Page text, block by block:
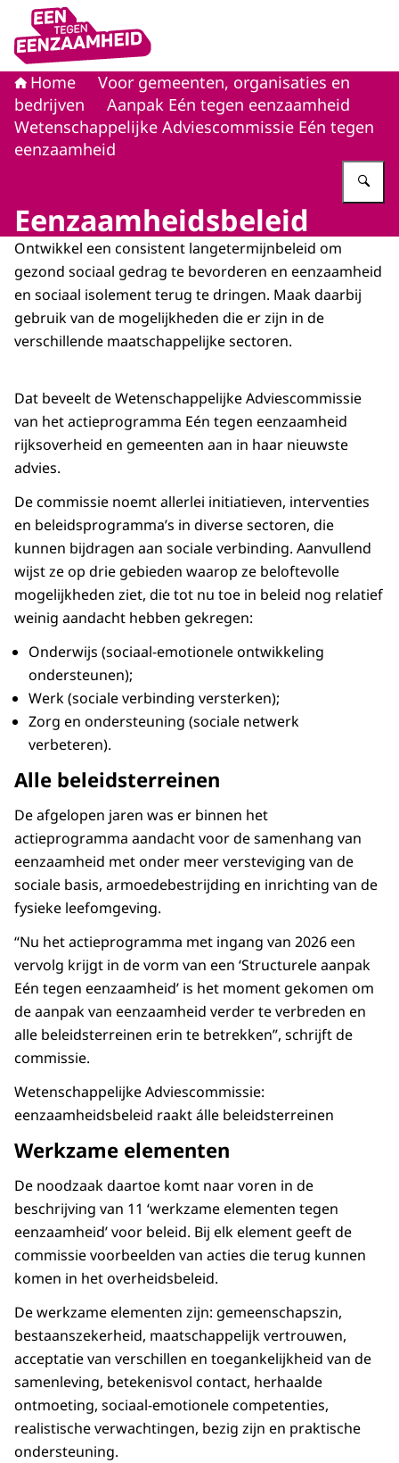
Naar de homepage van Eén tegen eenzaamheid
Home
Voor gemeenten, organisaties en
bedrijven
Aanpak Eén tegen eenzaamheid
Wetenschappelijke Adviescommissie Eén tegen
eenzaamheid
Eenzaamheidsbeleid
Ontwikkel een consistent langetermijnbeleid om
gezond sociaal gedrag te bevorderen en eenzaamheid
en sociaal isolement terug te dringen. Maak daarbij
gebruik van de mogelijkheden die er zijn in de
verschillende maatschappelijke sectoren.
Dat beveelt de Wetenschappelijke Adviescommissie
van het actieprogramma Eén tegen eenzaamheid
rijksoverheid en gemeenten aan in haar nieuwste
advies.
De commissie noemt allerlei initiatieven, interventies
en beleidsprogramma’s in diverse sectoren, die
kunnen bijdragen aan sociale verbinding. Aanvullend
wijst ze op drie gebieden waarop ze beloftevolle
mogelijkheden ziet, die tot nu toe in beleid nog relatief
weinig aandacht hebben gekregen:
Onderwijs (sociaal-emotionele ontwikkeling
ondersteunen);
Werk (sociale verbinding versterken);
Zorg en ondersteuning (sociale netwerk
verbeteren).
Alle beleidsterreinen
De afgelopen jaren was er binnen het
actieprogramma aandacht voor de samenhang van
eenzaamheid met onder meer versteviging van de
sociale basis, armoedebestrijding en inrichting van de
fysieke leefomgeving.
“Nu het actieprogramma met ingang van 2026 een
vervolg krijgt in de vorm van een ‘Structurele aanpak
Eén tegen eenzaamheid’ is het moment gekomen om
de aanpak van eenzaamheid verder te verbreden en
alle beleidsterreinen erin te betrekken”, schrijft de
commissie.
Wetenschappelijke Adviescommissie:
eenzaamheidsbeleid raakt álle beleidsterreinen
Werkzame elementen
De noodzaak daartoe komt naar voren in de
beschrijving van 11 ‘werkzame elementen tegen
eenzaamheid’ voor beleid. Bij elk element geeft de
commissie voorbeelden van acties die terug kunnen
komen in het overheidsbeleid.
De werkzame elementen zijn: gemeenschapszin,
bestaanszekerheid, maatschappelijk vertrouwen,
acceptatie van verschillen en toegankelijkheid van de
samenleving, betekenisvol contact, herhaalde
ontmoeting, sociaal-emotionele competenties,
realistische verwachtingen, bezig zijn en praktische
ondersteuning.